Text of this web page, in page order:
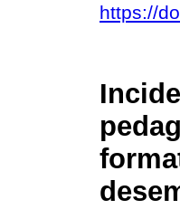
https://